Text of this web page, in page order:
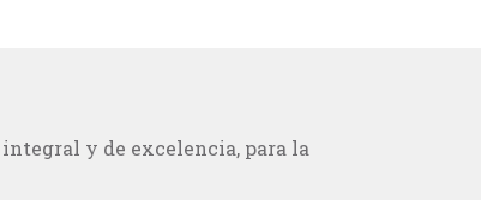
y de excelencia, para la